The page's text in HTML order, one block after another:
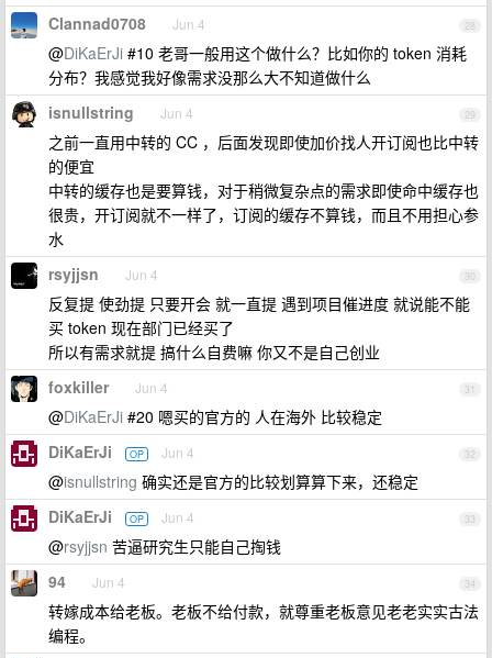
28
Clannad0708 Jun 4
@DiKaErJi #10 老哥一般用这个做什么？比如你的 token 消耗
分布？我感觉我好像需求没那么大不知道做什么
29
isnullstring Jun 4
之前一直用中转的 CC ，后面发现即使加价找人开订阅也比中转
的便宜
中转的缓存也是要算钱，对于稍微复杂点的需求即使命中缓存也
很贵，开订阅就不一样了，订阅的缓存不算钱，而且不用担心参
水
30
rsyjjsn Jun 4
反复提 使劲提 只要开会 就一直提 遇到项目催进度 就说能不能
买 token 现在部门已经买了
所以有需求就提 搞什么自费嘛 你又不是自己创业
31
foxkiller Jun 4
@DiKaErJi #20 嗯买的官方的 人在海外 比较稳定
32
DiKaErJi OP Jun 4
@isnullstring 确实还是官方的比较划算算下来，还稳定
33
DiKaErJi OP Jun 4
@rsyjjsn 苦逼研究生只能自己掏钱
34
94 Jun 4
转嫁成本给老板。老板不给付款，就尊重老板意见老老实实古法
编程。